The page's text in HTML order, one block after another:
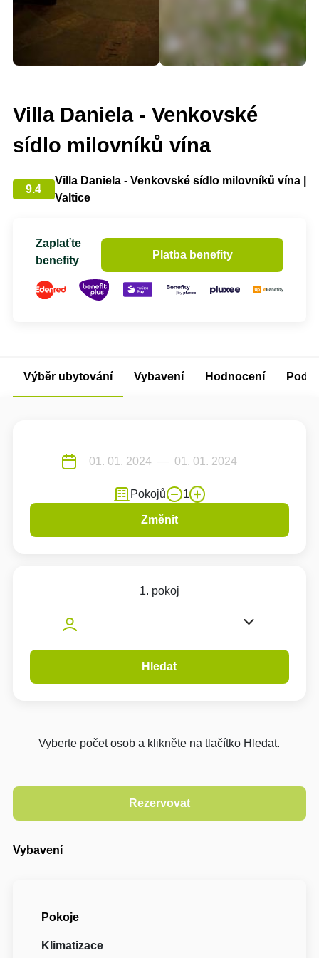
Villa Daniela - Venkovské
sídlo milovníků vína
9.4
Villa Daniela - Venkovské sídlo milovníků vína |
Valtice
Zaplaťte
benefity
Platba benefity
Výběr ubytování Vybavení Hodnocení
Pokojů 1
Změnit
1. pokoj
Hledat
Vyberte počet osob a klikněte na tlačítko Hledat.
Vybavení
Pokoje
Klimatizace